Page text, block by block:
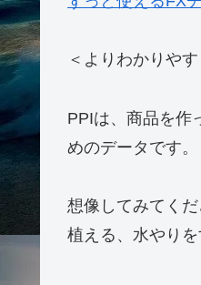
昇は、将来的に
政府や企業は、
立案する際の参
要約すると、PPI